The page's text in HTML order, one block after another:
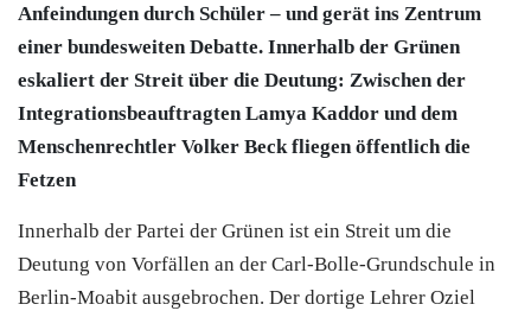
Anfeindungen durch Schüler – und gerät ins Zentrum
einer bundesweiten Debatte. Innerhalb der Grünen
eskaliert der Streit über die Deutung: Zwischen der
Integrationsbeauftragten Lamya Kaddor und dem
Menschenrechtler Volker Beck fliegen öffentlich die
Fetzen
Innerhalb der Partei der Grünen ist ein Streit um die
Deutung von Vorfällen an der Carl-Bolle-Grundschule in
Berlin-Moabit ausgebrochen. Der dortige Lehrer Oziel